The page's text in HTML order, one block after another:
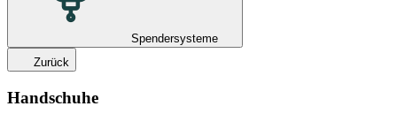
Spendersysteme
Zurück
Handschuhe